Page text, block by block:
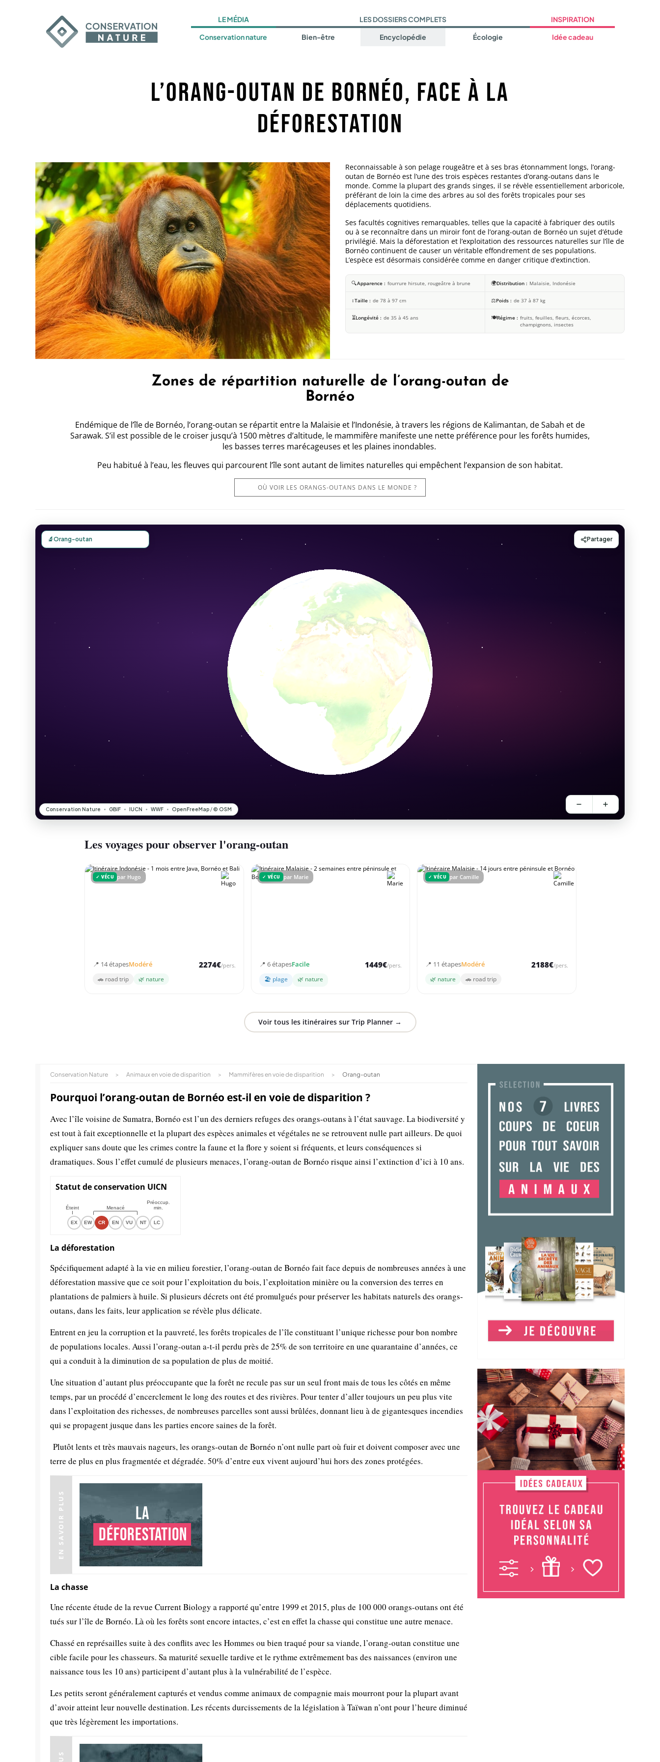
LE MÉDIA
Conservation nature
LES DOSSIERS COMPLETS
Bien-être Encyclopédie Écologie
INSPIRATION
Idée cadeau
L’orang-outan de Bornéo, face à la
déforestation
Reconnaissable à son pelage rougeâtre et à ses bras étonnamment longs, l’orang-
outan de Bornéo est l’une des trois espèces restantes d’orang-outans dans le
monde. Comme la plupart des grands singes, il se révèle essentiellement arboricole,
préférant de loin la cime des arbres au sol des forêts tropicales pour ses
déplacements quotidiens.
Ses facultés cognitives remarquables, telles que la capacité à fabriquer des outils
ou à se reconnaître dans un miroir font de l’orang-outan de Bornéo un sujet d’étude
privilégié. Mais la déforestation et l’exploitation des ressources naturelles sur l’île de
Bornéo continuent de causer un véritable effondrement de ses populations.
L’espèce est désormais considérée comme en danger critique d’extinction.
🔍Apparence fourrure hirsute, rougeâtre à brune 🌍Distribution Malaisie, Indonésie
↕️Taille de 78 à 97 cm ⚖️Poids de 37 à 87 kg
⏳Longévité de 35 à 45 ans 🍽️Régime
fruits, feuilles, fleurs, écorces,
champignons, insectes
Zones de répartition naturelle de l’orang-outan de
Bornéo
Endémique de l’île de Bornéo, l’orang-outan se répartit entre la Malaisie et l’Indonésie, à travers les régions de Kalimantan, de Sabah et de
Sarawak. S’il est possible de le croiser jusqu’à 1500 mètres d’altitude, le mammifère manifeste une nette préférence pour les forêts humides,
les basses terres marécageuses et les plaines inondables.
Peu habitué à l’eau, les fleuves qui parcourent l’île sont autant de limites naturelles qui empêchent l’expansion de son habitat.
OÙ VOIR LES ORANGS-OUTANS DANS LE MONDE ?
Les voyages pour observer l'orang-outan
✓ VÉCU par Hugo
📍 14 étapesModéré 2274€/pers.
🚗 road trip 🌿 nature
✓ VÉCU par Marie
📍 6 étapesFacile 1449€/pers.
🏖 plage 🌿 nature
✓ VÉCU par Camille
📍 11 étapesModéré 2188€/pers.
🌿 nature 🚗 road trip
Voir tous les itinéraires sur Trip Planner →
Conservation Nature > Animaux en voie de disparition > Mammifères en voie de disparition > Orang-outan
Pourquoi l’orang-outan de Bornéo est-il en voie de disparition ?
Avec l’île voisine de Sumatra, Bornéo est l’un des derniers refuges des orangs-outans à l’état sauvage. La biodiversité y
est tout à fait exceptionnelle et la plupart des espèces animales et végétales ne se retrouvent nulle part ailleurs. De quoi
expliquer sans doute que les crimes contre la faune et la flore y soient si fréquents, et leurs conséquences si
dramatiques. Sous l’effet cumulé de plusieurs menaces, l’orang-outan de Bornéo risque ainsi l’extinction d’ici à 10 ans.
Statut de conservation UICN
Éteint Menacé
Préoccup.
min.
EX EW CR EN VU NT LC
La déforestation
Spécifiquement adapté à la vie en milieu forestier, l’orang-outan de Bornéo fait face depuis de nombreuses années à une
déforestation massive que ce soit pour l’exploitation du bois, l’exploitation minière ou la conversion des terres en
plantations de palmiers à huile. Si plusieurs décrets ont été promulgués pour préserver les habitats naturels des orangs-
outans, dans les faits, leur application se révèle plus délicate.
Entrent en jeu la corruption et la pauvreté, les forêts tropicales de l’île constituant l’unique richesse pour bon nombre
de populations locales. Aussi l’orang-outan a-t-il perdu près de 25% de son territoire en une quarantaine d’années, ce
qui a conduit à la diminution de sa population de plus de moitié.
Une situation d’autant plus préoccupante que la forêt ne recule pas sur un seul front mais de tous les côtés en même
temps, par un procédé d’encerclement le long des routes et des rivières. Pour tenter d’aller toujours un peu plus vite
dans l’exploitation des richesses, de nombreuses parcelles sont aussi brûlées, donnant lieu à de gigantesques incendies
qui se propagent jusque dans les parties encore saines de la forêt.
Plutôt lents et très mauvais nageurs, les orangs-outan de Bornéo n’ont nulle part où fuir et doivent composer avec une
terre de plus en plus fragmentée et dégradée. 50% d’entre eux vivent aujourd’hui hors des zones protégées.
EN SAVOIR PLUS
La
déforestation
La chasse
Une récente étude de la revue Current Biology a rapporté qu’entre 1999 et 2015, plus de 100 000 orangs-outans ont été
tués sur l’île de Bornéo. Là où les forêts sont encore intactes, c’est en effet la chasse qui constitue une autre menace.
Chassé en représailles suite à des conflits avec les Hommes ou bien traqué pour sa viande, l’orang-outan constitue une
cible facile pour les chasseurs. Sa maturité sexuelle tardive et le rythme extrêmement bas des naissances (environ une
naissance tous les 10 ans) participent d’autant plus à la vulnérabilité de l’espèce.
Les petits seront généralement capturés et vendus comme animaux de compagnie mais mourront pour la plupart avant
d’avoir atteint leur nouvelle destination. Les récents durcissements de la législation à Taïwan n’ont pour l’heure diminué
que très légèrement les importations.